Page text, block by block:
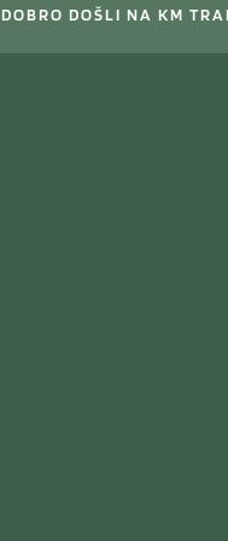
DOBRO DOŠLI NA KM